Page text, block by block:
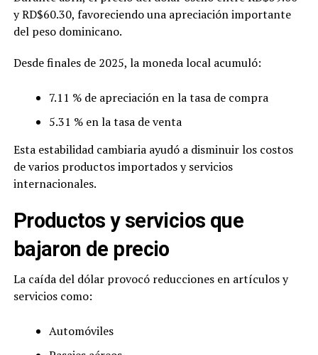
y RD$60.30, favoreciendo una apreciación importante
del peso dominicano.
Desde finales de 2025, la moneda local acumuló:
7.11 % de apreciación en la tasa de compra
5.31 % en la tasa de venta
Esta estabilidad cambiaria ayudó a disminuir los costos
de varios productos importados y servicios
internacionales.
Productos y servicios que
bajaron de precio
La caída del dólar provocó reducciones en artículos y
servicios como:
Automóviles